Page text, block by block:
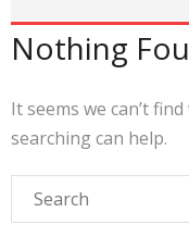
Nothing
It seems we can’t
searching can help.